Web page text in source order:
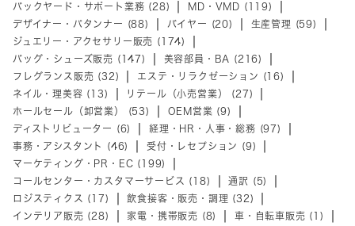
バックヤード・サポート業務 (28)
MD・VMD (119)
デザイナー・パタンナー (88)
バイヤー (20)
生産管理 (59)
ジュエリー・アクセサリー販売 (174)
バッグ・シューズ販売 (147)
美容部員・BA (216)
フレグランス販売 (32)
エステ・リラクゼーション (16)
ネイル・理美容 (13)
リテール（小売営業） (27)
ホールセール（卸営業） (53)
OEM営業 (9)
ディストリビューター (6)
経理・HR・人事・総務 (97)
事務・アシスタント (46)
受付・レセプション (9)
マーケティング・PR・EC (199)
コールセンター・カスタマーサービス (18)
通訳 (5)
ロジスティクス (17)
飲食接客・販売・調理 (32)
インテリア販売 (28)
家電・携帯販売 (8)
車・自転車販売 (1)